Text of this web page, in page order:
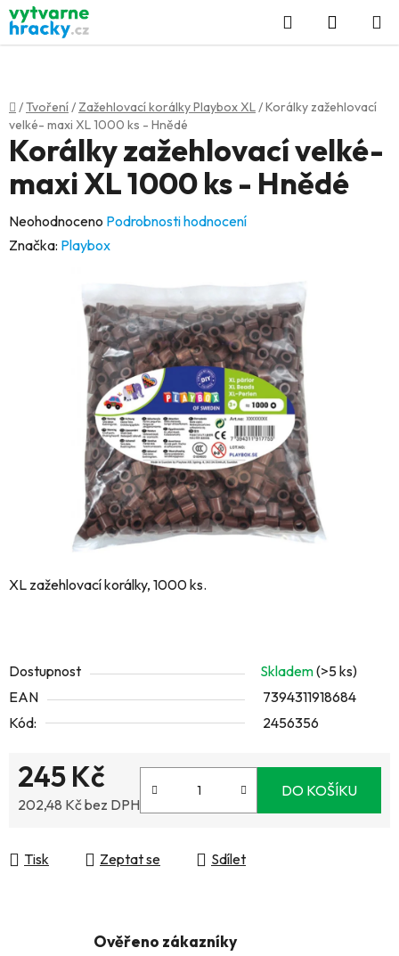
Přejít
na
obsah
Hledat
KOŠÍK
Domů
/Tvoření/ Zažehlovací korálky Playbox XL/Korálky zažehlovací
velké- maxi XL 1000 ks - Hnědé
XL zažehlovací korálky, 1000 ks.
Dostupnost Skladem(>5 ks)
EAN
7394311918684
Kód:
2456356
245 Kč
202,48 Kč bez DPH
DO KOŠÍKU
Tisk Zeptat se Sdílet
Korálky zažehlovací velké-
maxi XL 1000 ks - Hnědé
Průměrné
hodnocení
Neohodnoceno Podrobnosti hodnocení
Značka: Playbox
Ověřeno zákazníky